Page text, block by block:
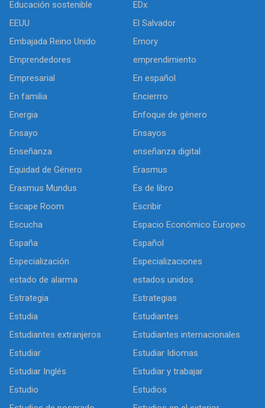
Educación sostenible
EDx
EEUU
El Salvador
Embajada Reino Unido
Emory
Emprendedores
emprendimiento
Empresarial
En español
En familia
Encierrro
Energia
Enfoque de género
Ensayo
Ensayos
Enseñanza
enseñanza digital
Equidad de Género
Erasmus
Erasmus Mundus
Es de libro
Escape Room
Escribir
Escucha
Espacio Económico Europeo
España
Español
Especialización
Especializaciones
estado de alarma
estados unidos
Estrategia
Estrategias
Estudia
Estudiantes
Estudiantes extranjeros
Estudiantes internacionales
Estudiar
Estudiar Idiomas
Estudiar Inglés
Estudiar y trabajar
Estudio
Estudios